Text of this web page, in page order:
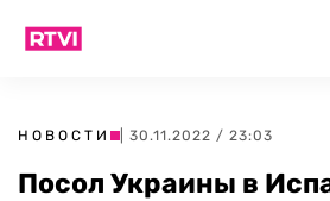
НОВОСТИ | 30.11.2022 / 23:03
Посол Украины в